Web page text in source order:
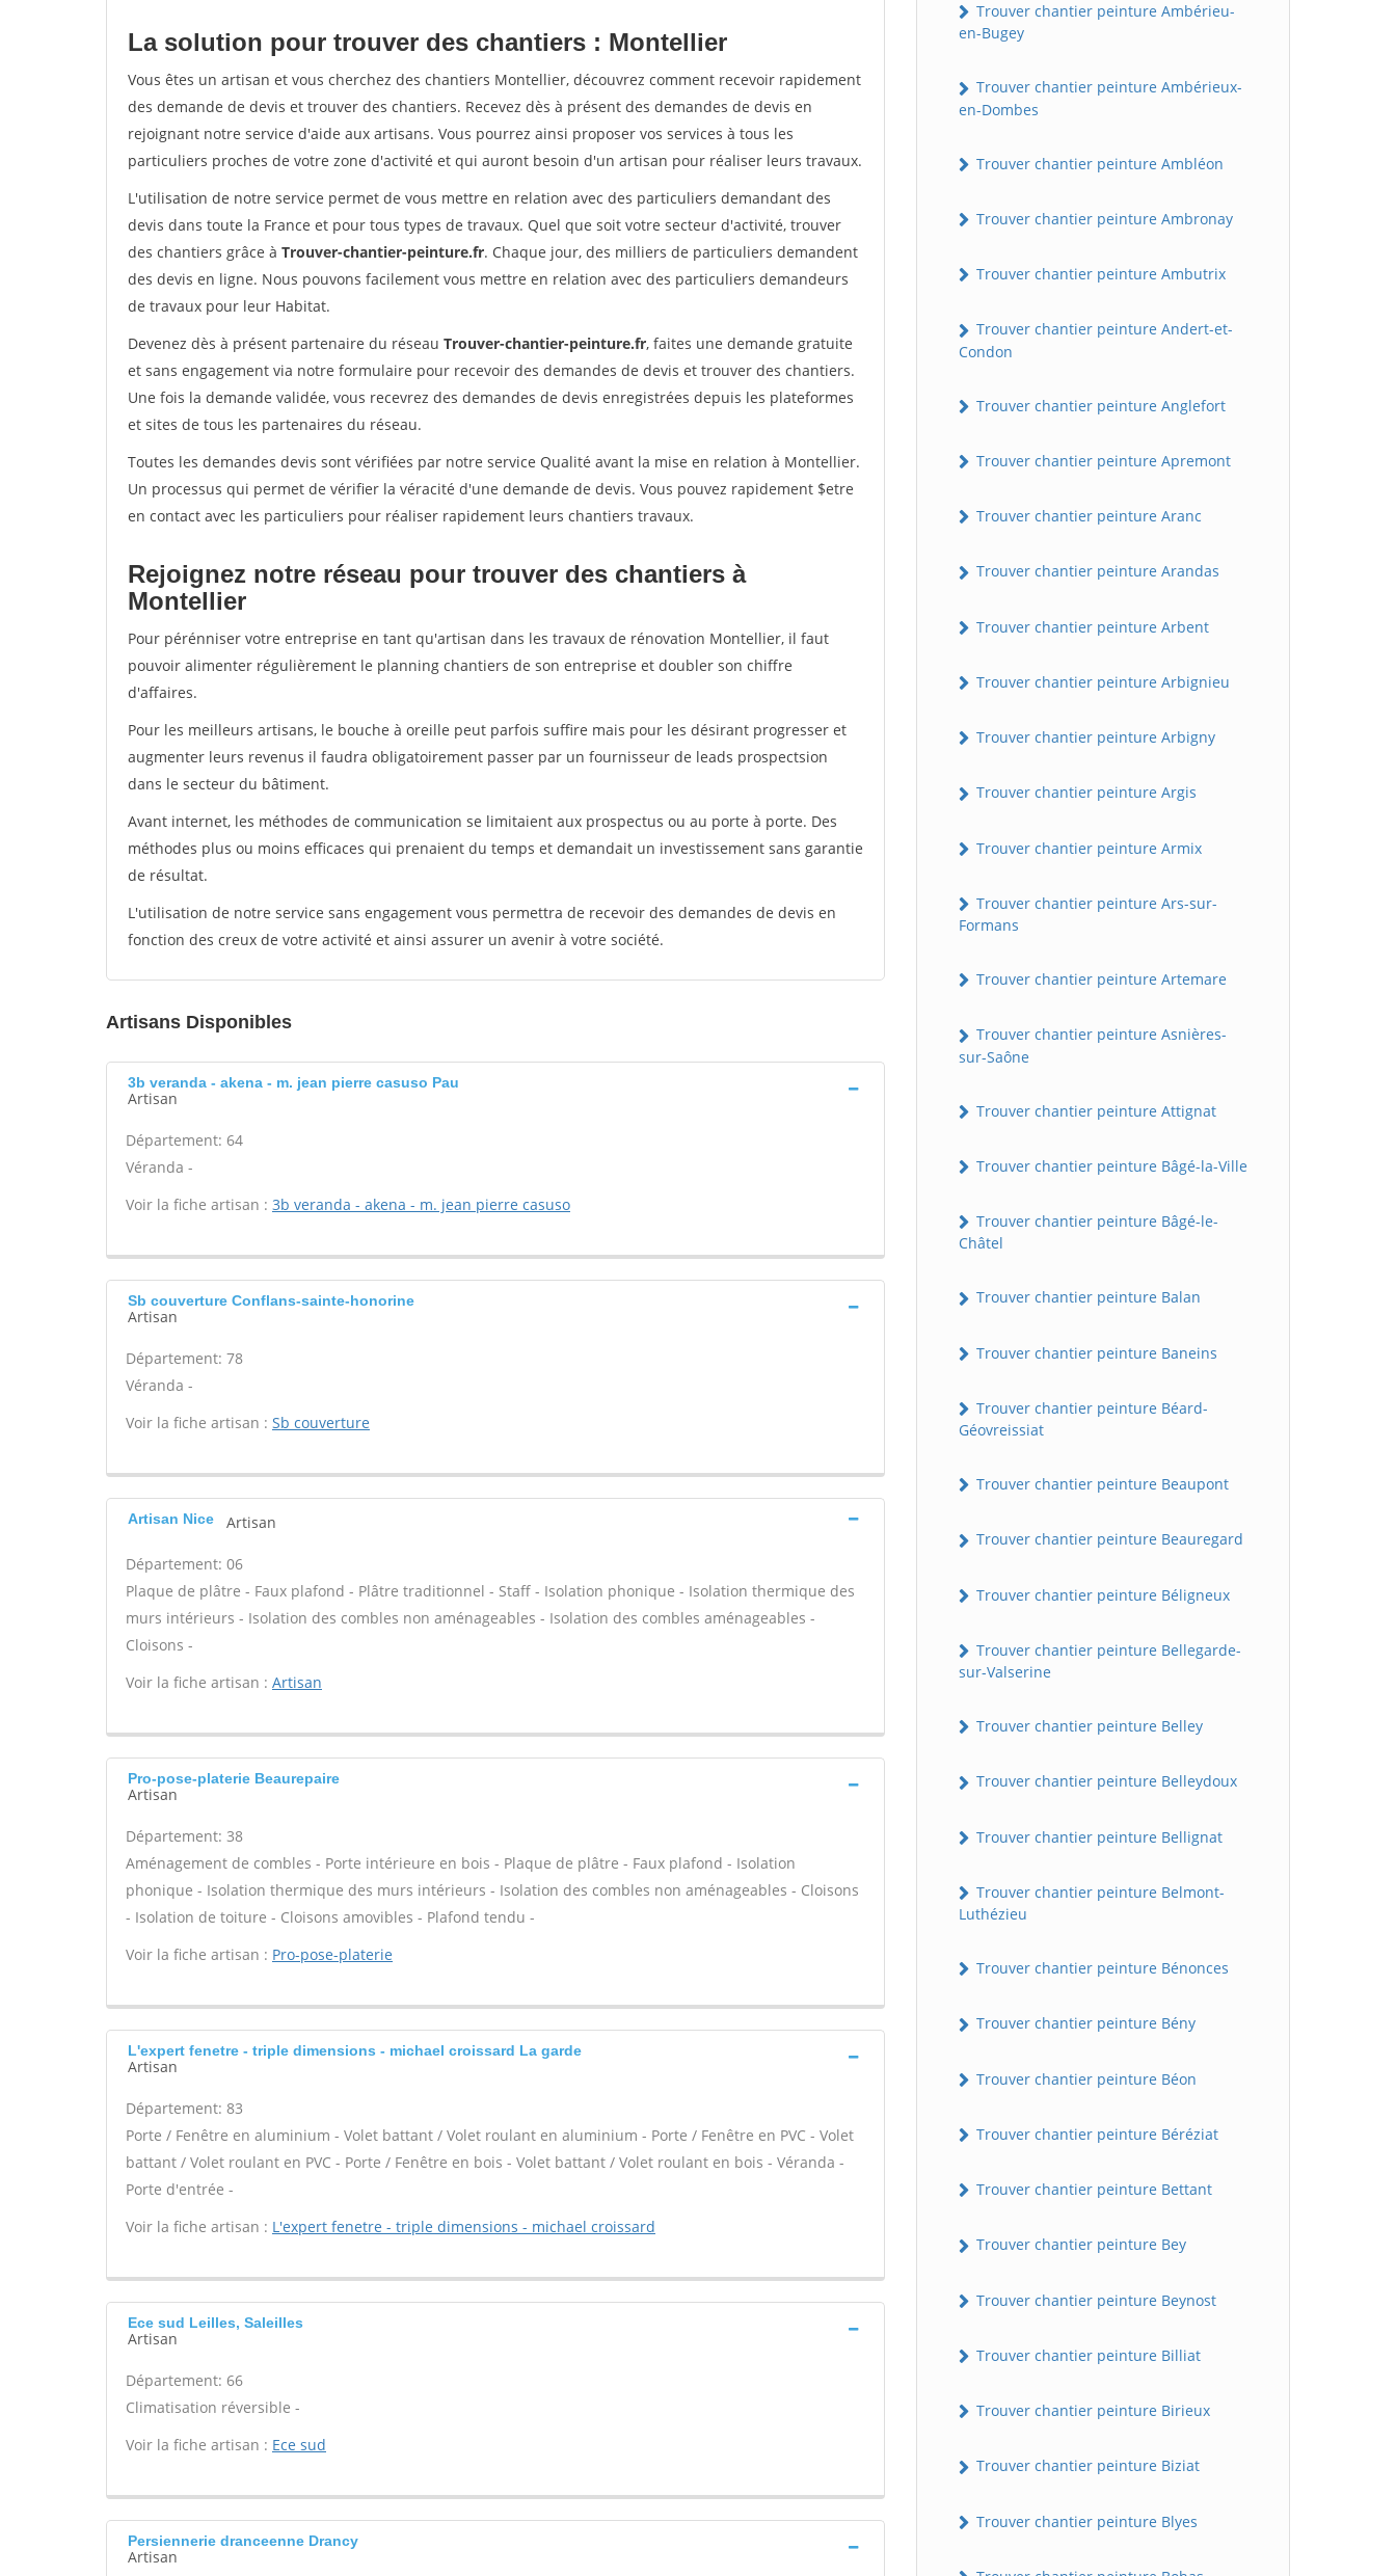
La solution pour trouver des chantiers : Montellier
Vous êtes un artisan et vous cherchez des chantiers Montellier, découvrez comment recevoir rapidement
des demande de devis et trouver des chantiers. Recevez dès à présent des demandes de devis en
rejoignant notre service d'aide aux artisans. Vous pourrez ainsi proposer vos services à tous les
particuliers proches de votre zone d'activité et qui auront besoin d'un artisan pour réaliser leurs travaux.
L'utilisation de notre service permet de vous mettre en relation avec des particuliers demandant des
devis dans toute la France et pour tous types de travaux. Quel que soit votre secteur d'activité, trouver
des chantiers grâce à Trouver-chantier-peinture.fr. Chaque jour, des milliers de particuliers demandent
des devis en ligne. Nous pouvons facilement vous mettre en relation avec des particuliers demandeurs
de travaux pour leur Habitat.
Devenez dès à présent partenaire du réseau Trouver-chantier-peinture.fr, faites une demande gratuite
et sans engagement via notre formulaire pour recevoir des demandes de devis et trouver des chantiers.
Une fois la demande validée, vous recevrez des demandes de devis enregistrées depuis les plateformes
et sites de tous les partenaires du réseau.
Toutes les demandes devis sont vérifiées par notre service Qualité avant la mise en relation à Montellier.
Un processus qui permet de vérifier la véracité d'une demande de devis. Vous pouvez rapidement $etre
en contact avec les particuliers pour réaliser rapidement leurs chantiers travaux.
Rejoignez notre réseau pour trouver des chantiers à
Montellier
Pour pérénniser votre entreprise en tant qu'artisan dans les travaux de rénovation Montellier, il faut
pouvoir alimenter régulièrement le planning chantiers de son entreprise et doubler son chiffre
d'affaires.
Pour les meilleurs artisans, le bouche à oreille peut parfois suffire mais pour les désirant progresser et
augmenter leurs revenus il faudra obligatoirement passer par un fournisseur de leads prospectsion
dans le secteur du bâtiment.
Avant internet, les méthodes de communication se limitaient aux prospectus ou au porte à porte. Des
méthodes plus ou moins efficaces qui prenaient du temps et demandait un investissement sans garantie
de résultat.
L'utilisation de notre service sans engagement vous permettra de recevoir des demandes de devis en
fonction des creux de votre activité et ainsi assurer un avenir à votre société.
Artisans Disponibles
3b veranda - akena - m. jean pierre casuso Pau
Artisan
Département: 64
Véranda -
Voir la fiche artisan : 3b veranda - akena - m. jean pierre casuso
Sb couverture Conflans-sainte-honorine
Artisan
Département: 78
Véranda -
Voir la fiche artisan : Sb couverture
Artisan Nice Artisan
Département: 06
Plaque de plâtre - Faux plafond - Plâtre traditionnel - Staff - Isolation phonique - Isolation thermique des
murs intérieurs - Isolation des combles non aménageables - Isolation des combles aménageables -
Cloisons -
Voir la fiche artisan : Artisan
Pro-pose-platerie Beaurepaire
Artisan
Département: 38
Aménagement de combles - Porte intérieure en bois - Plaque de plâtre - Faux plafond - Isolation
phonique - Isolation thermique des murs intérieurs - Isolation des combles non aménageables - Cloisons
- Isolation de toiture - Cloisons amovibles - Plafond tendu -
Voir la fiche artisan : Pro-pose-platerie
L'expert fenetre - triple dimensions - michael croissard La garde
Artisan
Département: 83
Porte / Fenêtre en aluminium - Volet battant / Volet roulant en aluminium - Porte / Fenêtre en PVC - Volet
battant / Volet roulant en PVC - Porte / Fenêtre en bois - Volet battant / Volet roulant en bois - Véranda -
Porte d'entrée -
Voir la fiche artisan : L'expert fenetre - triple dimensions - michael croissard
Ece sud Leilles, Saleilles
Artisan
Département: 66
Climatisation réversible -
Voir la fiche artisan : Ece sud
Persiennerie dranceenne Drancy
Artisan
Trouver chantier peinture Ambérieu-
en-Bugey
Trouver chantier peinture Ambérieux-
en-Dombes
Trouver chantier peinture Ambléon
Trouver chantier peinture Ambronay
Trouver chantier peinture Ambutrix
Trouver chantier peinture Andert-et-
Condon
Trouver chantier peinture Anglefort
Trouver chantier peinture Apremont
Trouver chantier peinture Aranc
Trouver chantier peinture Arandas
Trouver chantier peinture Arbent
Trouver chantier peinture Arbignieu
Trouver chantier peinture Arbigny
Trouver chantier peinture Argis
Trouver chantier peinture Armix
Trouver chantier peinture Ars-sur-
Formans
Trouver chantier peinture Artemare
Trouver chantier peinture Asnières-
sur-Saône
Trouver chantier peinture Attignat
Trouver chantier peinture Bâgé-la-Ville
Trouver chantier peinture Bâgé-le-
Châtel
Trouver chantier peinture Balan
Trouver chantier peinture Baneins
Trouver chantier peinture Béard-
Géovreissiat
Trouver chantier peinture Beaupont
Trouver chantier peinture Beauregard
Trouver chantier peinture Béligneux
Trouver chantier peinture Bellegarde-
sur-Valserine
Trouver chantier peinture Belley
Trouver chantier peinture Belleydoux
Trouver chantier peinture Bellignat
Trouver chantier peinture Belmont-
Luthézieu
Trouver chantier peinture Bénonces
Trouver chantier peinture Bény
Trouver chantier peinture Béon
Trouver chantier peinture Béréziat
Trouver chantier peinture Bettant
Trouver chantier peinture Bey
Trouver chantier peinture Beynost
Trouver chantier peinture Billiat
Trouver chantier peinture Birieux
Trouver chantier peinture Biziat
Trouver chantier peinture Blyes